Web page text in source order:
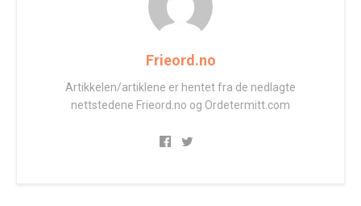
Frieord.no
Artikkelen/artiklene er hentet fra de nedlagte
nettstedene Frieord.no og Ordetermitt.com